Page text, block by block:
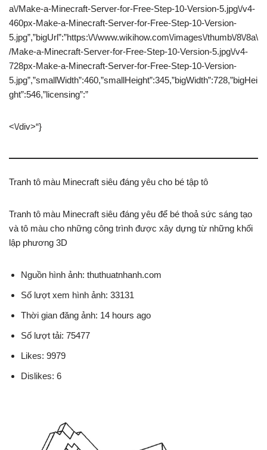
a\/Make-a-Minecraft-Server-for-Free-Step-10-Version-5.jpg\/v4-
460px-Make-a-Minecraft-Server-for-Free-Step-10-Version-
5.jpg”,”bigUrl”:”https:\/\/www.wikihow.com\/images\/thumb\/8\/8a\
/Make-a-Minecraft-Server-for-Free-Step-10-Version-5.jpg\/v4-
728px-Make-a-Minecraft-Server-for-Free-Step-10-Version-
5.jpg”,”smallWidth”:460,”smallHeight”:345,”bigWidth”:728,”bigHei
ght”:546,”licensing”:”
<\/div>“}
Tranh tô màu Minecraft siêu đáng yêu cho bé tập tô
Tranh tô màu Minecraft siêu đáng yêu để bé thoả sức sáng tạo
và tô màu cho những công trình được xây dựng từ những khối
lập phương 3D
Nguồn hình ảnh: thuthuatnhanh.com
Số lượt xem hình ảnh: 33131
Thời gian đăng ảnh: 14 hours ago
Số lượt tải: 75477
Likes: 9979
Dislikes: 6